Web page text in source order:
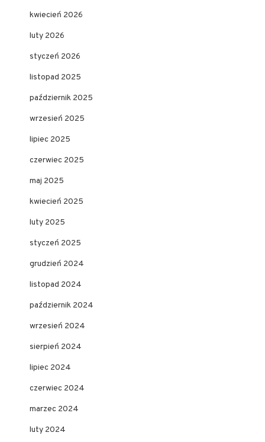
kwiecień 2026
luty 2026
styczeń 2026
listopad 2025
październik 2025
wrzesień 2025
lipiec 2025
czerwiec 2025
maj 2025
kwiecień 2025
luty 2025
styczeń 2025
grudzień 2024
listopad 2024
październik 2024
wrzesień 2024
sierpień 2024
lipiec 2024
czerwiec 2024
marzec 2024
luty 2024